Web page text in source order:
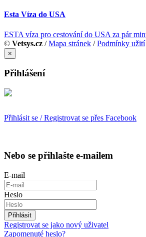
Esta Víza do USA
ESTA víza pro cestování do USA za pár
© Vetsys.cz /Mapa stránek /Podmínky užití
×
Přihlášení
Přihlásit se / Registrovat se přes Facebook
Nebo se přihlašte e-mailem
E-mail
Heslo
Přihlásit
Registrovat se jako nový uživatel
Zapomenuté heslo?